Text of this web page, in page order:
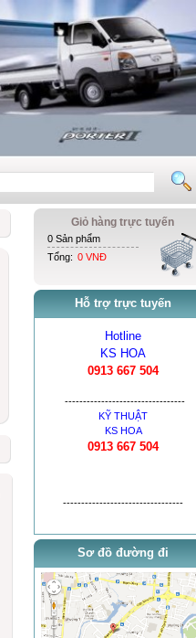
Giỏ hàng trực tuyến
0 Sản phẩm
Tổng: 0 VNĐ
Hỗ trợ trực tuyến
Hotline
KS HOA
0913 667 504
---------------------------------
KỸ THUẬT
KS HOA
0913 667 504
---------------------------------
Sơ đồ đường đi
thông báo khai trương